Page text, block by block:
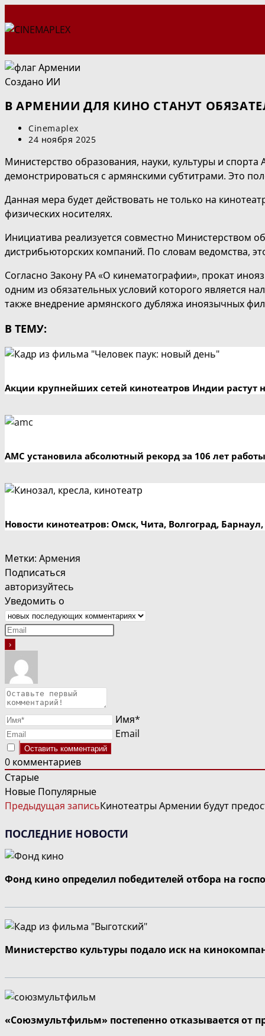
к
Создано ИИ
В АРМЕНИИ ДЛЯ КИНО СТАНУТ
Автор
записи:
Cinemaplex
Запись
24 ноября 2025
Министерство образования, науки, культуры и
демонстрироваться с армянскими субтитрами. Это
Данная мера будет действовать не только на
физических носителях.
Инициатива реализуется совместно Министерством
дистрибьюторских компаний. По словам ведомства,
Согласно Закону РА «О кинематографии», прокат
одним из обязательных условий которого является
также внедрение армянского дубляжа иноязычных
В ТЕМУ:
Акции крупнейших сетей кинотеатров Индии растут
AMC установила абсолютный рекорд за 106 лет
Новости кинотеатров: Омск, Чита, Волгоград,
Метки: Армения
Подписаться
авторизуйтесь
Уведомить о
Имя*
Email
0 комментариев
Старые
Новые Популярные
ЧИТАТЬ
ДАЛЕЕ
Предыдущая записьКинотеатры Армении будут
ПОСЛЕДНИЕ НОВОСТИ
Фонд кино определил победителей отбора на
Министерство культуры подало иск на
«Союзмультфильм» постепенно отказывается от